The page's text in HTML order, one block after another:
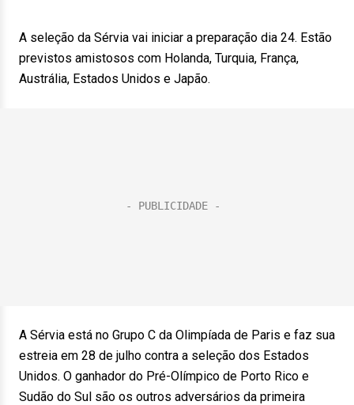
A seleção da Sérvia vai iniciar a preparação dia 24. Estão
previstos amistosos com Holanda, Turquia, França,
Austrália, Estados Unidos e Japão.
A Sérvia está no Grupo C da Olimpíada de Paris e faz sua
estreia em 28 de julho contra a seleção dos Estados
Unidos. O ganhador do Pré-Olímpico de Porto Rico e
Sudão do Sul são os outros adversários da primeira